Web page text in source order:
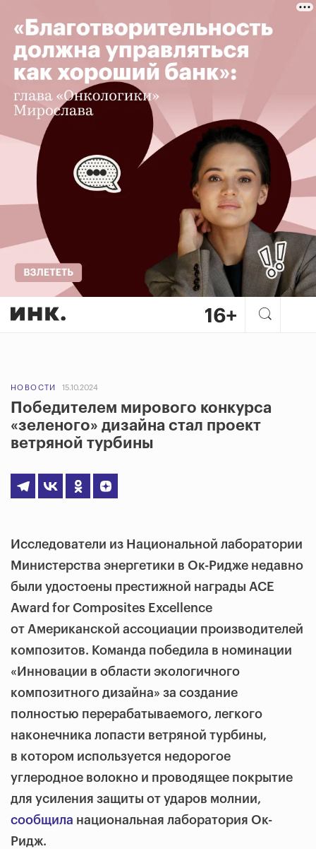
НОВОСТИ 15.10.2024
Победителем мирового конкурса
«зеленого» дизайна стал проект
ветряной турбины
Исследователи из Национальной лаборатории
Министерства энергетики в Ок-Ридже недавно
были удостоены престижной награды ACE
Award for Composites Excellence
от Американской ассоциации производителей
композитов. Команда победила в номинации
«Инновации в области экологичного
композитного дизайна» за создание
полностью перерабатываемого, легкого
наконечника лопасти ветряной турбины,
в котором используется недорогое
углеродное волокно и проводящее покрытие
для усиления защиты от ударов молнии,
сообщила национальная лаборатория Ок-
Ридж.